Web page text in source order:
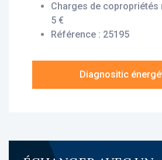
Description du bien :
Cette chambre située au 1er
compose d'une pièce
À propos de la résidence :
commerces, et bien
transports (ligne J,
Charges de copropriétés
5 €
Référence : 25195
Diagnositic